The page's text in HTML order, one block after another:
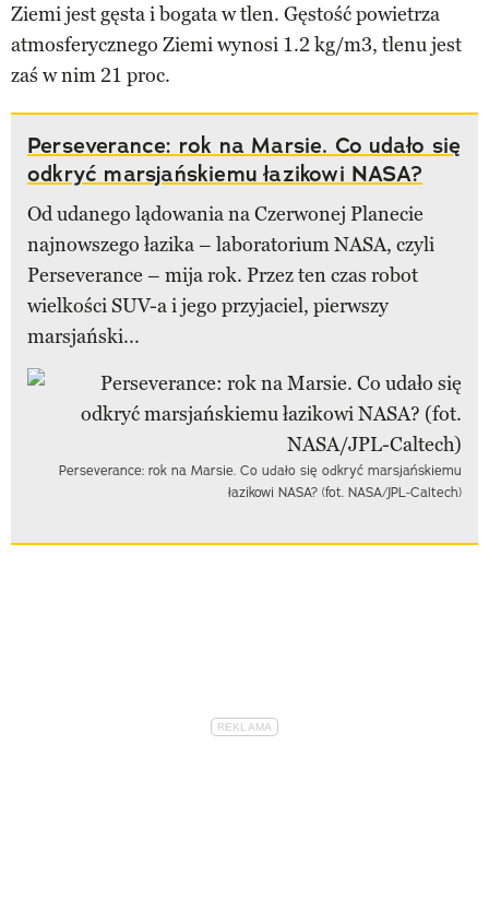
Ziemi jest gęsta i bogata w tlen. Gęstość powietrza
atmosferycznego Ziemi wynosi 1.2 kg/m3, tlenu jest
zaś w nim 21 proc.
Perseverance: rok na Marsie. Co udało się
odkryć marsjańskiemu łazikowi NASA?
Od udanego lądowania na Czerwonej Planecie
najnowszego łazika – laboratorium NASA, czyli
Perseverance – mija rok. Przez ten czas robot
wielkości SUV-a i jego przyjaciel, pierwszy
marsjański...
Perseverance: rok na Marsie. Co udało się odkryć marsjańskiemu
łazikowi NASA? (fot. NASA/JPL-Caltech)